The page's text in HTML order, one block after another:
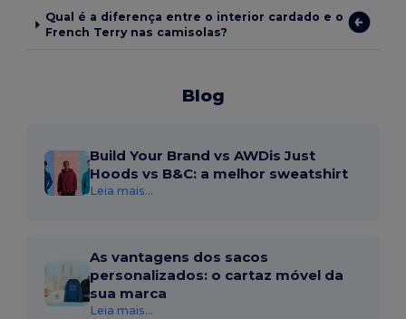
Qual é a diferença entre o interior cardado e o
French Terry nas camisolas?
Blog
Build Your Brand vs AWDis Just
Hoods vs B&C: a melhor sweatshirt
Leia mais...
As vantagens dos sacos
personalizados: o cartaz móvel da
sua marca
Leia mais...